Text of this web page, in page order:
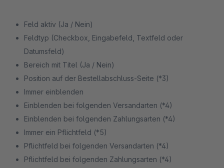
Feld aktiv (Ja / Nein)
Feldtyp (Checkbox, Eingabefeld, Textfeld oder
Datumsfeld)
Bereich mit Titel (Ja / Nein)
Position auf der Bestellabschluss-Seite (*3)
Immer einblenden
Einblenden bei folgenden Versandarten (*4)
Einblenden bei folgenden Zahlungsarten (*4)
Immer ein Pflichtfeld (*5)
Pflichtfeld bei folgenden Versandarten (*4)
Pflichtfeld bei folgenden Zahlungsarten (*4)